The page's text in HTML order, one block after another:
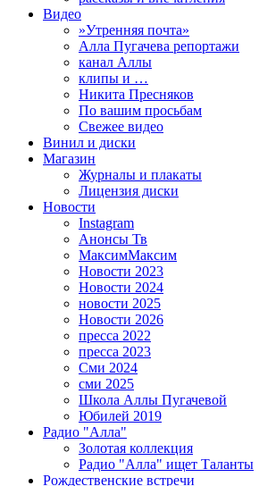
Видео
»Утренняя почта»
Алла Пугачева репортажи
канал Аллы
клипы и …
Никита Пресняков
По вашим просьбам
Свежее видео
Винил и диски
Магазин
Журналы и плакаты
Лицензия диски
Новости
Instagram
Анонсы Тв
МаксимМаксим
Новости 2023
Новости 2024
новости 2025
Новости 2026
пресса 2022
пресса 2023
Сми 2024
сми 2025
Школа Аллы Пугачевой
Юбилей 2019
Радио "Алла"
Золотая коллекция
Радио "Алла" ищет Таланты
Рождественские встречи